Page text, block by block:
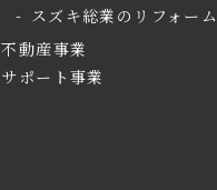
スズキ総業のリフォーム
不動産事業
サポート事業